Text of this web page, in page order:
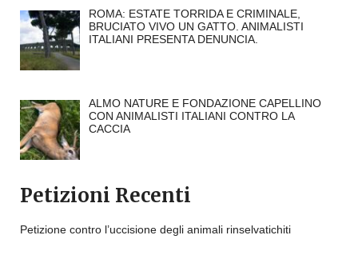
ROMA: ESTATE TORRIDA E CRIMINALE,
BRUCIATO VIVO UN GATTO. ANIMALISTI
ITALIANI PRESENTA DENUNCIA.
ALMO NATURE E FONDAZIONE CAPELLINO
CON ANIMALISTI ITALIANI CONTRO LA
CACCIA
Petizioni Recenti
Petizione contro l’uccisione degli animali rinselvatichiti